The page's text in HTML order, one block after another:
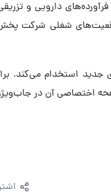
دارویی و
شغلی شرکت
حال حاضر در ۷ موقعیت شغلی نیروی جدید
اختصاصی آن در